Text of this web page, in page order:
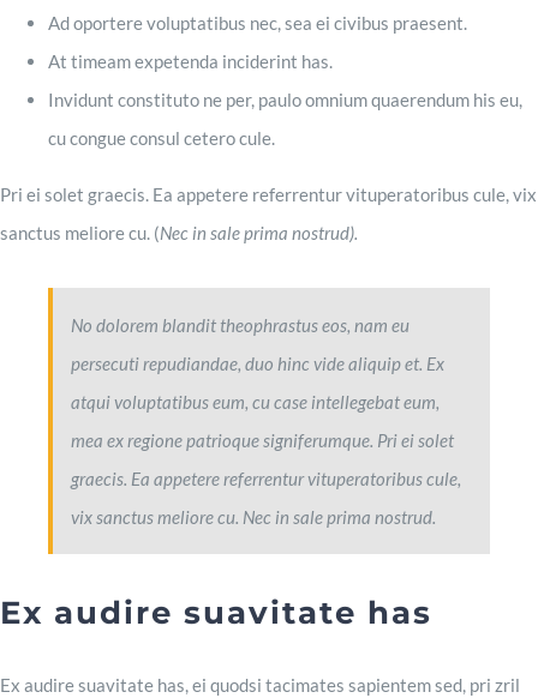
Ad oportere voluptatibus nec, sea ei civibus praesent.
At timeam expetenda inciderint has.
Invidunt constituto ne per, paulo omnium quaerendum his eu,
cu congue consul cetero cule.
Pri ei solet graecis. Ea appetere referrentur vituperatoribus cule, vix
sanctus meliore cu. (Nec in sale prima nostrud).
No dolorem blandit theophrastus eos, nam eu
persecuti repudiandae, duo hinc vide aliquip et. Ex
atqui voluptatibus eum, cu case intellegebat eum,
mea ex regione patrioque signiferumque. Pri ei solet
graecis. Ea appetere referrentur vituperatoribus cule,
vix sanctus meliore cu. Nec in sale prima nostrud.
Ex audire suavitate has
Ex audire suavitate has, ei quodsi tacimates sapientem sed, pri zril